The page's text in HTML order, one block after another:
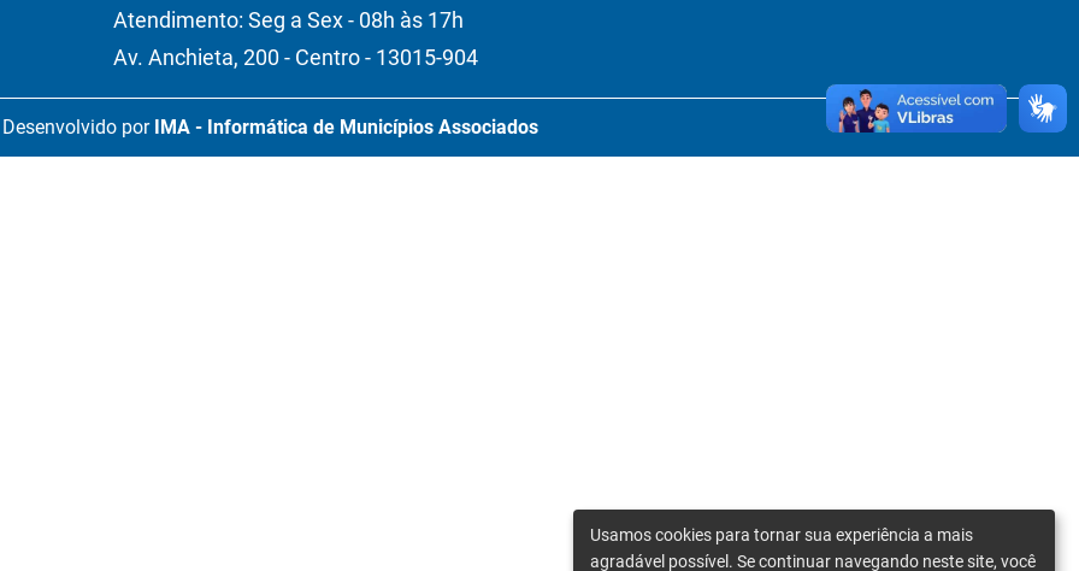
Atendimento: Seg a Sex - 08h às 17h
Av. Anchieta, 200 - Centro - 13015-904
Desenvolvido por IMA - Informática de Municípios Associados
Usamos cookies para tornar sua experiência a mais
agradável possível. Se continuar navegando neste site, você